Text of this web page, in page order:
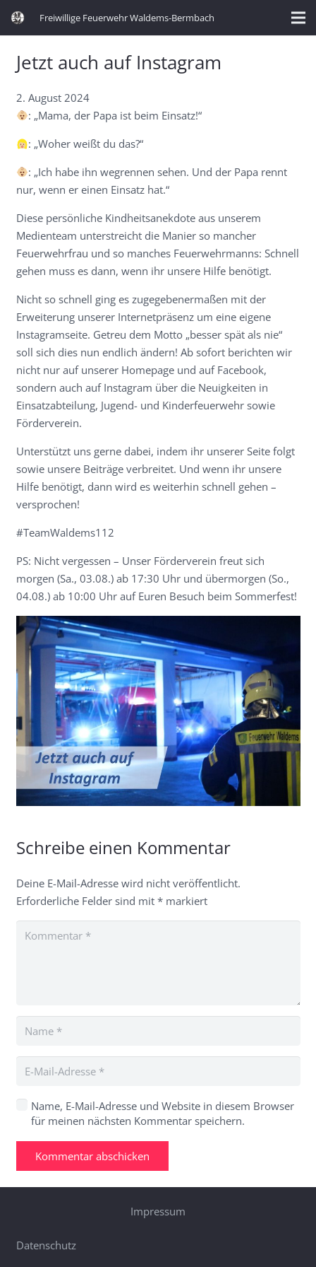
Freiwillige Feuerwehr Waldems-Bermbach
Jetzt auch auf Instagram
2. August 2024
: „Mama, der Papa ist beim Einsatz!“
: „Woher weißt du das?“
: „Ich habe ihn wegrennen sehen. Und der Papa rennt
nur, wenn er einen Einsatz hat.“
Diese persönliche Kindheitsanekdote aus unserem
Medienteam unterstreicht die Manier so mancher
Feuerwehrfrau und so manches Feuerwehrmanns: Schnell
gehen muss es dann, wenn ihr unsere Hilfe benötigt.
Nicht so schnell ging es zugegebenermaßen mit der
Erweiterung unserer Internetpräsenz um eine eigene
Instagramseite. Getreu dem Motto „besser spät als nie“
soll sich dies nun endlich ändern! Ab sofort berichten wir
nicht nur auf unserer Homepage und auf Facebook,
sondern auch auf Instagram über die Neuigkeiten in
Einsatzabteilung, Jugend- und Kinderfeuerwehr sowie
Förderverein.
Unterstützt uns gerne dabei, indem ihr unserer Seite folgt
sowie unsere Beiträge verbreitet. Und wenn ihr unsere
Hilfe benötigt, dann wird es weiterhin schnell gehen –
versprochen!
#TeamWaldems112
PS: Nicht vergessen – Unser Förderverein freut sich
morgen (Sa., 03.08.) ab 17:30 Uhr und übermorgen (So.,
04.08.) ab 10:00 Uhr auf Euren Besuch beim Sommerfest!
Schreibe einen Kommentar
Deine E-Mail-Adresse wird nicht veröffentlicht.
Erforderliche Felder sind mit *markiert
Name, E-Mail-Adresse und Website in diesem Browser
für meinen nächsten Kommentar speichern.
Kommentar abschicken
Impressum
Datenschutz